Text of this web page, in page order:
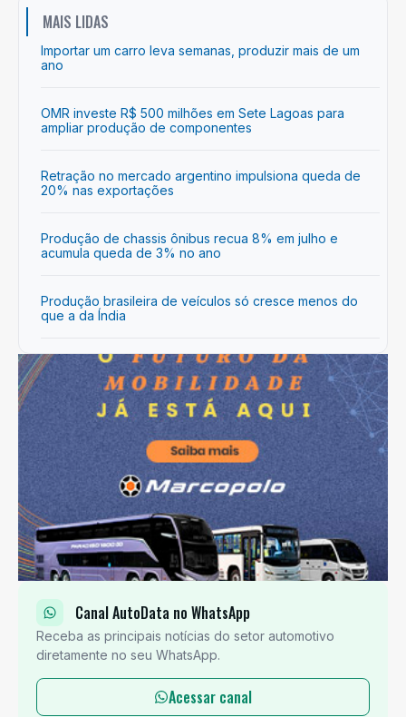
MAIS LIDAS
Importar um carro leva semanas, produzir mais de um
ano
OMR investe R$ 500 milhões em Sete Lagoas para
ampliar produção de componentes
Retração no mercado argentino impulsiona queda de
20% nas exportações
Produção de chassis ônibus recua 8% em julho e
acumula queda de 3% no ano
Produção brasileira de veículos só cresce menos do
que a da Índia
Canal AutoData no WhatsApp
Receba as principais notícias do setor automotivo
diretamente no seu WhatsApp.
Acessar canal